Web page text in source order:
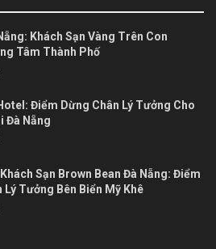
Khách Sạn Vàng Trên Con
Tâm Thành Phố
Điểm Dừng Chân Lý Tưởng Cho
Đà Nẵng
Sạn Brown Bean Đà Nẵng: Điểm
Lý Tưởng Bên Biển Mỹ Khê